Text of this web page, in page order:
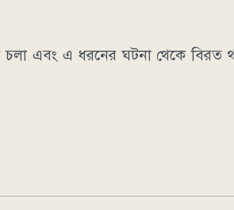
এবং এ ধরনের ঘটনা থেকে বিরত